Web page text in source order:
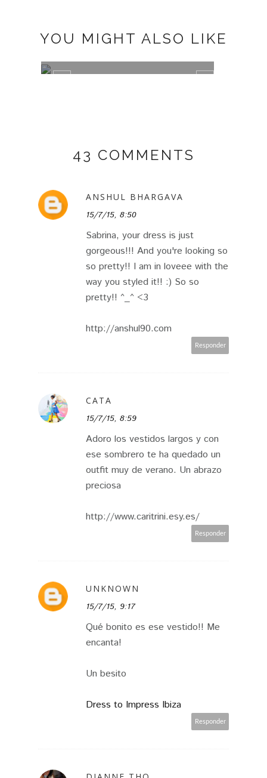
YOU MIGHT ALSO LIKE
43 COMMENTS
ANSHUL BHARGAVA
15/7/15, 8:50
Sabrina, your dress is just
gorgeous!!! And you're looking so
so pretty!! I am in loveee with the
way you styled it!! :) So so
pretty!! ^_^ <3
http://anshul90.com
Responder
CATA
15/7/15, 8:59
Adoro los vestidos largos y con
ese sombrero te ha quedado un
outfit muy de verano. Un abrazo
preciosa
http://www.caritrini.esy.es/
Responder
UNKNOWN
15/7/15, 9:17
Qué bonito es ese vestido!! Me
encanta!
Un besito
Dress to Impress Ibiza
Responder